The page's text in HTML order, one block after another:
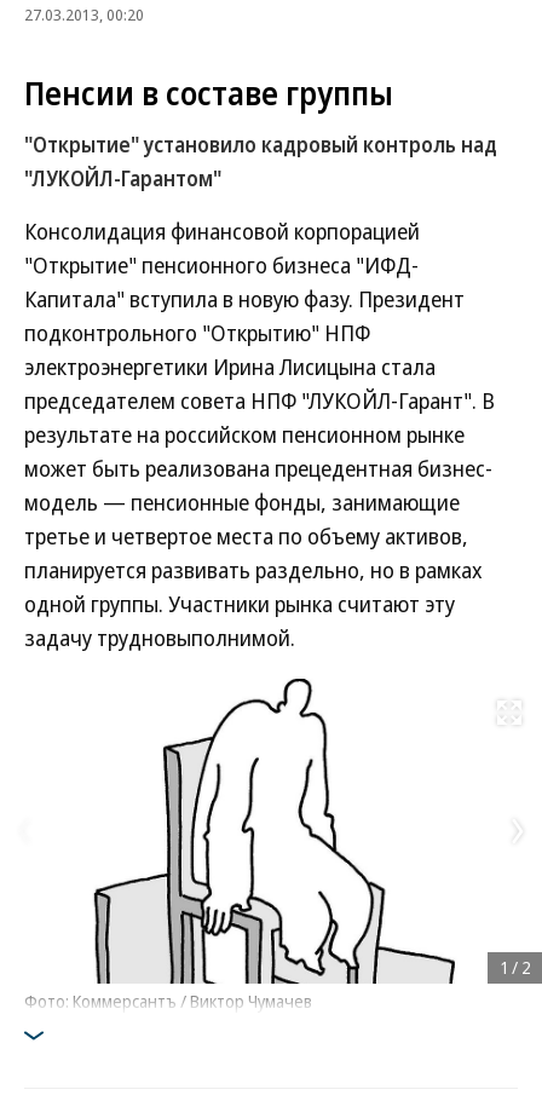
27.03.2013, 00:20
Пенсии в составе группы
"Открытие" установило кадровый контроль над
"ЛУКОЙЛ-Гарантом"
Консолидация финансовой корпорацией
"Открытие" пенсионного бизнеса "ИФД-
Капитала" вступила в новую фазу. Президент
подконтрольного "Открытию" НПФ
электроэнергетики Ирина Лисицына стала
председателем совета НПФ "ЛУКОЙЛ-Гарант". В
результате на российском пенсионном рынке
может быть реализована прецедентная бизнес-
модель — пенсионные фонды, занимающие
третье и четвертое места по объему активов,
планируется развивать раздельно, но в рамках
одной группы. Участники рынка считают эту
задачу трудновыполнимой.
Фото: Коммерсантъ / Виктор Чумачев
1 / 2